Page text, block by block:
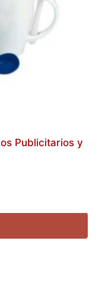
Publicitarios y